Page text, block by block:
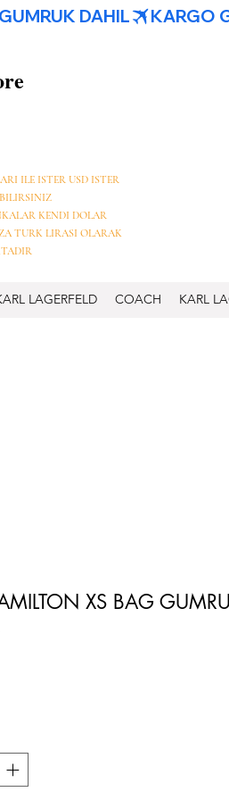
ILE ISTER USD ISTER
KENDI DOLAR
TURK LIRASI OLARAK
LAGERFELD COACH KARL
XS BAG